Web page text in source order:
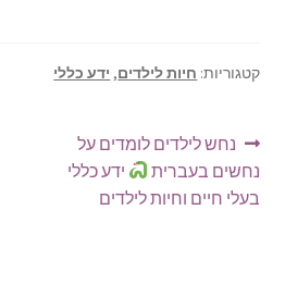
קטגוריות: חיות לילדים, ידע כללי
ניווט
הפוסט
הקודם:
נחש לילדים לומדים על
נחשים בעברית
ידע כללי
בעלי חיים וחיות לילדים